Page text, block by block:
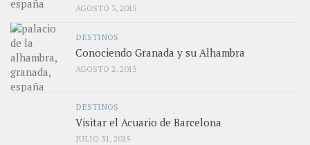
AGOSTO 3, 2015
DESTINOS
Conociendo Granada y su Alhambra
AGOSTO 2, 2015
DESTINOS
Visitar el Acuario de Barcelona
JULIO 31, 2015